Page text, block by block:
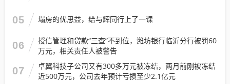
05 塌房的优思益，给与辉同行上了一课
06
授信管理和贷款“三查”不到位，潍坊银行临沂分行被罚60
万元，相关责任人被警告
07
卓翼科技子公司又有300多万元被冻结，两月前刚被冻结
近500万元，公司去年预计亏损至少2.1亿元